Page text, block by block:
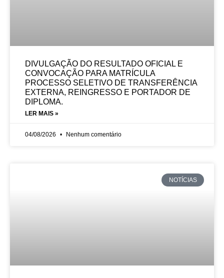
DIVULGAÇÃO DO RESULTADO OFICIAL E
CONVOCAÇÃO PARA MATRÍCULA
PROCESSO SELETIVO DE TRANSFERÊNCIA
EXTERNA, REINGRESSO E PORTADOR DE
DIPLOMA.
LER MAIS »
04/08/2026 Nenhum comentário
NOTÍCIAS